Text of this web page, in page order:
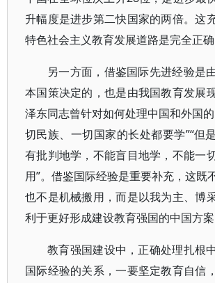
升幅度是进步第二快国家的两倍。这
特色社会主义教育发展道路是完全正确
另一方面，借鉴国际先进经验是
本国策决定的，也是由我国教育发展
泽东同志曾针对如何处理中国和外国
切民族、一切国家的长处都要学”“但
有批判地学，不能盲目地学，不能一
用”。借鉴国际经验是重要补充，这既
也不是机械搬用，而是以我为主、博
利于更好形成建设教育强国的中国方案
教育强国建设中，正确处理扎根
国际经验的关系，一要坚定教育自信